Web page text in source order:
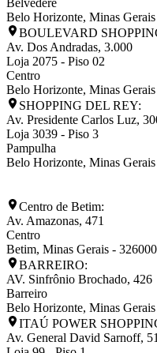
Belvedere
Belo Horizonte, Minas Gerais
BOULEVARD
Av. Dos Andradas, 3.000
Loja 2075 - Piso 02
Centro
Belo Horizonte, Minas Gerais
SHOPPING DEL REY:
Av. Presidente Carlos Luz,
Loja 3039 - Piso 3
Pampulha
Belo Horizonte, Minas Gerais
Centro de Betim:
Av. Amazonas, 471
Centro
Betim, Minas Gerais -
BARREIRO:
AV. Sinfrônio Brochado, 426
Barreiro
Belo Horizonte, Minas Gerais
ITAÚ POWER
Av. General David Sarnoff,